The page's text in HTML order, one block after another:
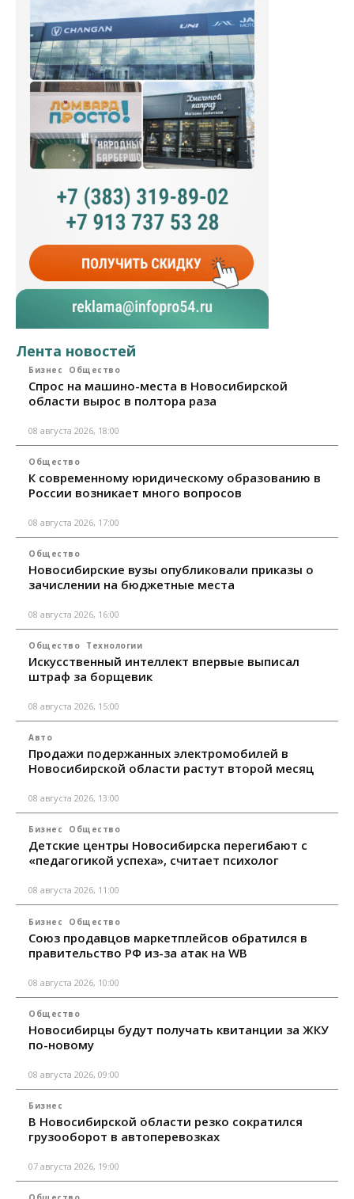
Лента новостей
Бизнес Общество
Спрос на машино-места в Новосибирской
области вырос в полтора раза
08 августа 2026, 18:00
Общество
К современному юридическому образованию в
России возникает много вопросов
08 августа 2026, 17:00
Общество
Новосибирские вузы опубликовали приказы о
зачислении на бюджетные места
08 августа 2026, 16:00
Общество Технологии
Искусственный интеллект впервые выписал
штраф за борщевик
08 августа 2026, 15:00
Авто
Продажи подержанных электромобилей в
Новосибирской области растут второй месяц
08 августа 2026, 13:00
Бизнес Общество
Детские центры Новосибирска перегибают с
«педагогикой успеха», считает психолог
08 августа 2026, 11:00
Бизнес Общество
Союз продавцов маркетплейсов обратился в
правительство РФ из-за атак на WB
08 августа 2026, 10:00
Общество
Новосибирцы будут получать квитанции за ЖКУ
по-новому
08 августа 2026, 09:00
Бизнес
В Новосибирской области резко сократился
грузооборот в автоперевозках
07 августа 2026, 19:00